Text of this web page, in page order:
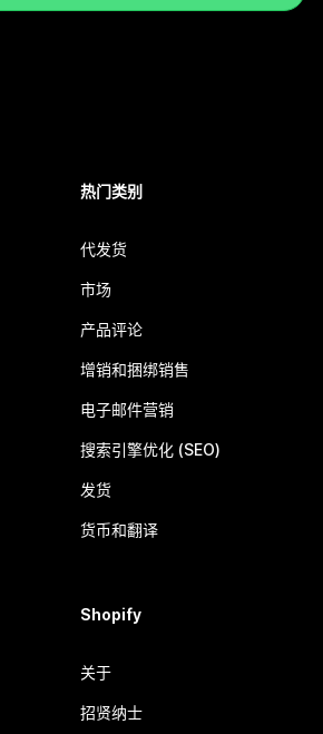
热门类别
代发货
市场
产品评论
增销和捆绑销售
电子邮件营销
搜索引擎优化 (SEO)
发货
货币和翻译
Shopify
关于
招贤纳士